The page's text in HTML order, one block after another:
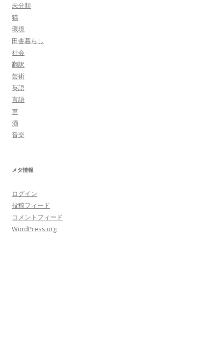
未分類
猫
環境
田舎暮らし
社会
翻訳
芸術
英語
言語
車
酒
音楽
メタ情報
ログイン
投稿フィード
コメントフィード
WordPress.org